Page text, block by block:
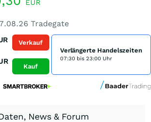
EUR
Tradegate
Verkauf
Kauf
Verlängerte Handelszeiten
07:30 bis 23:00 Uhr
News & Forum